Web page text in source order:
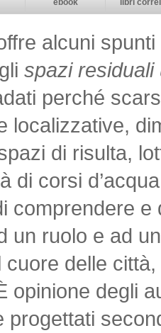
ebook libri
alcuni
spazi residuali
perché
localizzative,
di risulta,
di corsi
comprendere
un ruolo e ad
delle
opinione degli
progettati